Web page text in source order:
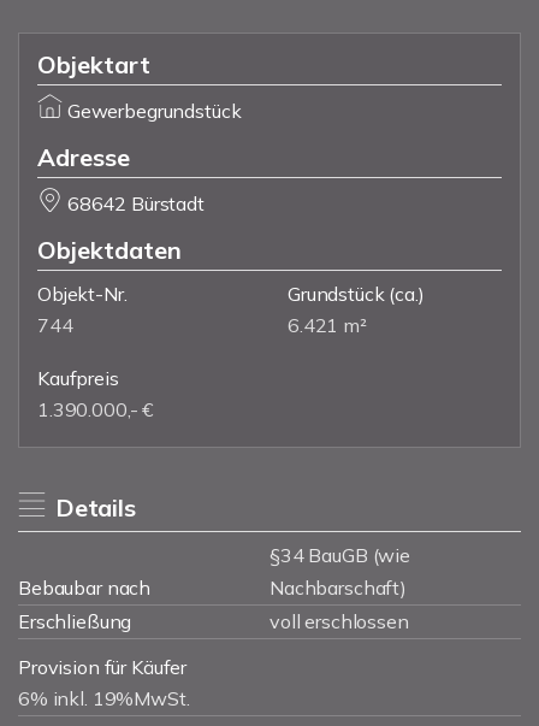
Objektart
Gewerbegrundstück
Adresse
68642 Bürstadt
Objektdaten
Objekt-Nr.
744
Grundstück(ca.)
6.421 m²
Kaufpreis
1.390.000,- €
Details
Bebaubar nach
§34 BauGB (wie
Nachbarschaft)
Erschließung
voll erschlossen
Provision für Käufer
6% inkl. 19%MwSt.